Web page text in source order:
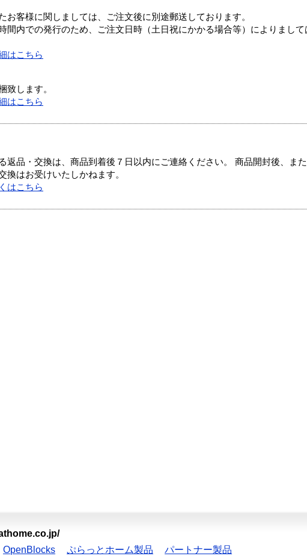
お客様に関しましては、ご注文後に別途郵送しております。
間内での発行のため、ご注文日時（土日祝にかかる場合等）によりまし
はこちら
致します。
はこちら
返品・交換は、商品到着後７日以内にご連絡ください。 商品開封後、ま
換はお受けいたしかねます。
はこちら
OpenBlocks ぷらっとホーム製品 パートナー製品